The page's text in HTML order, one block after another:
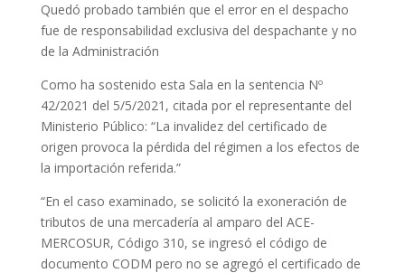
Quedó probado también que el error en el despacho
fue de responsabilidad exclusiva del despachante y no
de la Administración
Como ha sostenido esta Sala en la sentencia Nº
42/2021 del 5/5/2021, citada por el representante del
Ministerio Público: “La invalidez del certificado de
origen provoca la pérdida del régimen a los efectos de
la importación referida.”
“En el caso examinado, se solicitó la exoneración de
tributos de una mercadería al amparo del ACE-
MERCOSUR, Código 310, se ingresó el código de
documento CODM pero no se agregó el certificado de